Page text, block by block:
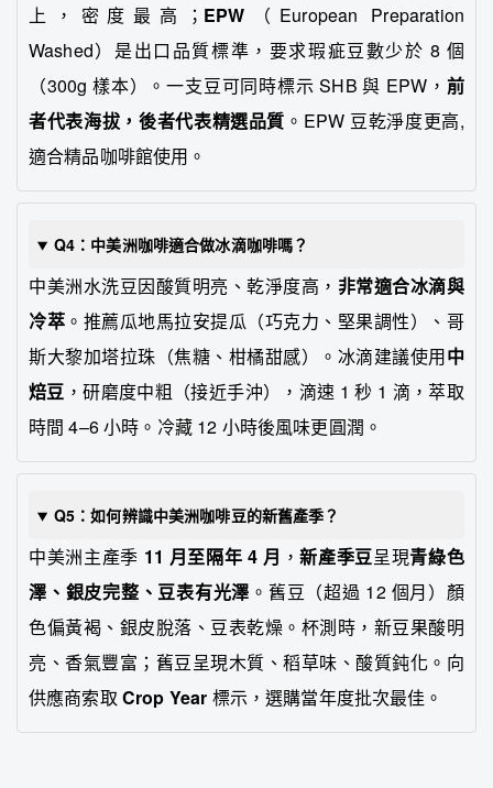
上，密度最高； EPW （European Preparation
Washed）是出口品質標準，要求瑕疵豆數少於 8 個
（300g 樣本）。一支豆可同時標示 SHB 與 EPW， 前
者代表海拔，後者代表精選品質 。EPW 豆乾淨度更高,
適合精品咖啡館使用。
Q4：中美洲咖啡適合做冰滴咖啡嗎？
中美洲水洗豆因酸質明亮、乾淨度高， 非常適合冰滴與
冷萃 。推薦瓜地馬拉安提瓜（巧克力、堅果調性）、哥
斯大黎加塔拉珠（焦糖、柑橘甜感）。冰滴建議使用中
焙豆 ，研磨度中粗（接近手沖），滴速 1 秒 1 滴，萃取
時間 4–6 小時。冷藏 12 小時後風味更圓潤。
Q5：如何辨識中美洲咖啡豆的新舊產季？
中美洲主產季 11 月至隔年 4 月 ，新產季豆呈現青綠色
澤、銀皮完整、豆表有光澤 。舊豆（超過 12 個月）顏
色偏黃褐、銀皮脫落、豆表乾燥。杯測時，新豆果酸明
亮、香氣豐富；舊豆呈現木質、稻草味、酸質鈍化。向
供應商索取 Crop Year 標示，選購當年度批次最佳。